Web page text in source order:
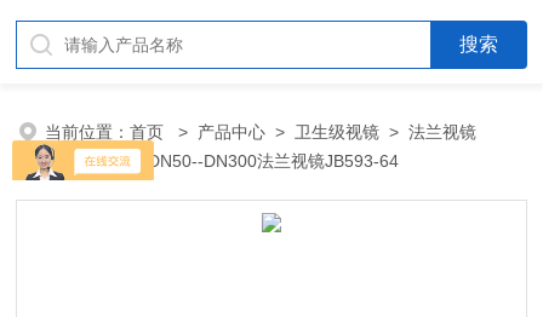
当前位置：首页 > 产品中心 > 卫生级视镜 >法兰视镜
JB593-64> DN50--DN300法兰视镜JB593-64